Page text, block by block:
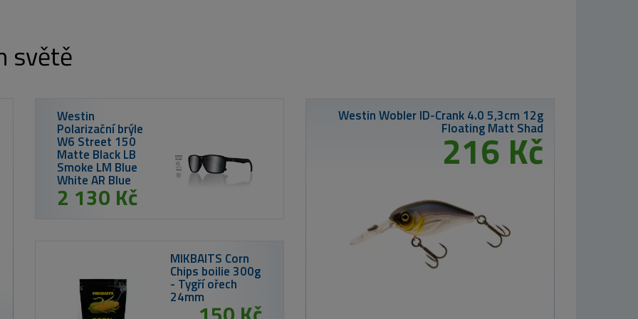
světě
od 1 341 Kč
Westin Taška W2 Lure Bag 3 Boxes Forest
Westin Pouzdro
Westin Wobler
ID-Crank 1,5